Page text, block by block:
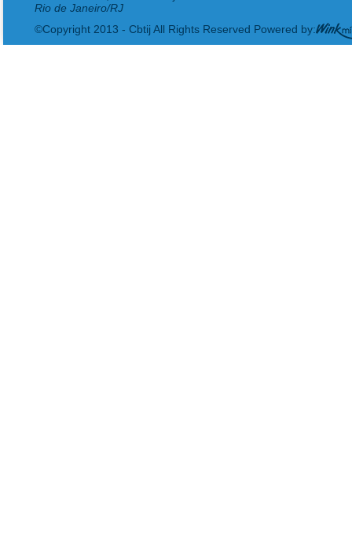
Rio de Janeiro/RJ
©Copyright 2013 - Cbtij All Rights Reserved Powered by: